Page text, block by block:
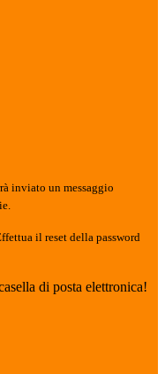
inviato un messaggio
il reset della password
di posta elettronica!